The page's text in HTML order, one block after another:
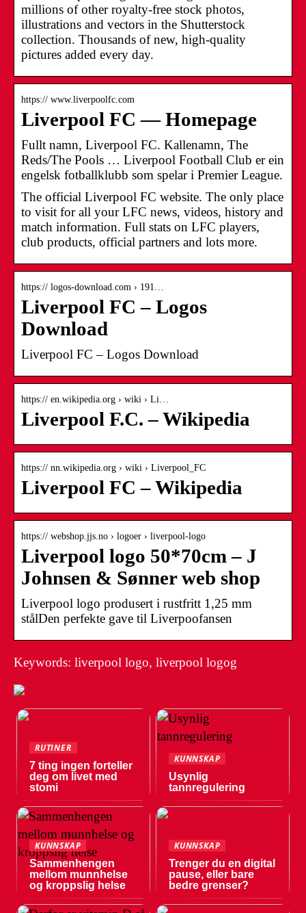
millions of other royalty-free stock photos,
illustrations and vectors in the Shutterstock
collection. Thousands of new, high-quality
pictures added every day.
https:// www.liverpoolfc.com
Liverpool FC — Homepage
Fullt namn, Liverpool FC. Kallenamn, The
Reds/The Pools … Liverpool Football Club er ein
engelsk fotballklubb som spelar i Premier League.
The official Liverpool FC website. The only place
to visit for all your LFC news, videos, history and
match information. Full stats on LFC players,
club products, official partners and lots more.
https:// logos-download.com › 191…
Liverpool FC – Logos
Download
Liverpool FC – Logos Download
https:// en.wikipedia.org › wiki › Li…
Liverpool F.C. – Wikipedia
https:// nn.wikipedia.org › wiki › Liverpool_FC
Liverpool FC – Wikipedia
https:// webshop.jjs.no › logoer › liverpool-logo
Liverpool logo 50*70cm – J
Johnsen & Sønner web shop
Liverpool logo produsert i rustfritt 1,25 mm
stålDen perfekte gave til Liverpoofansen
Keywords: liverpool logo, liverpool logog
RUTINER
7 ting ingen forteller
deg om livet med
stomi
KUNNSKAP
Usynlig
tannregulering
KUNNSKAP
Sammenhengen
mellom munnhelse
og kroppslig helse
KUNNSKAP
Trenger du en digital
pause, eller bare
bedre grenser?